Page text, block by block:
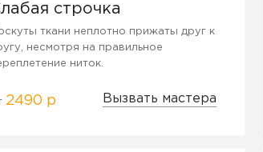
строчка
ткани неплотно прижаты друг к
несмотря на правильное
ниток.
2490 р Вызвать мастера